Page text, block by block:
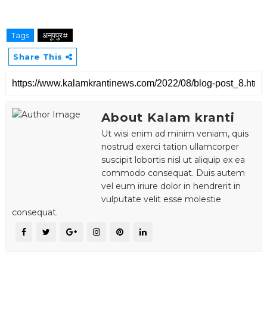
Tags अनूपपुर#
Share This
About Kalam kranti
Ut wisi enim ad minim veniam, quis
nostrud exerci tation ullamcorper
suscipit lobortis nisl ut aliquip ex ea
commodo consequat. Duis autem
vel eum iriure dolor in hendrerit in
vulputate velit esse molestie
consequat.